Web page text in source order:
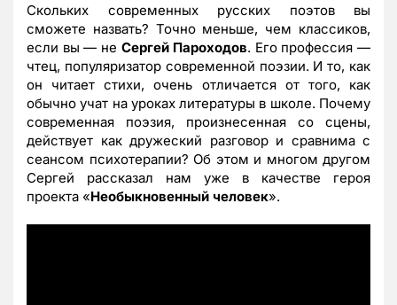
Скольких современных русских поэтов вы
сможете назвать? Точно меньше, чем классиков,
если вы — не Сергей Пароходов. Его профессия —
чтец, популяризатор современной поэзии. И то, как
он читает стихи, очень отличается от того, как
обычно учат на уроках литературы в школе. Почему
современная поэзия, произнесенная со сцены,
действует как дружеский разговор и сравнима с
сеансом психотерапии? Об этом и многом другом
Сергей рассказал нам уже в качестве героя
проекта «Необыкновенный человек».